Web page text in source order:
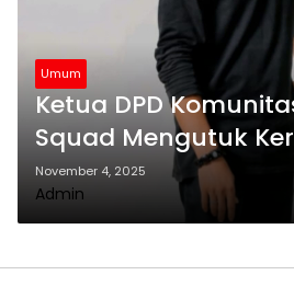
Umum
Ketua DPD
Squad Mengutuk
Pengeroyokan dan
Pemuda Aceh di
November 4, 2025
Admin